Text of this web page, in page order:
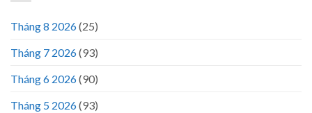
Tháng 8 2026(25)
Tháng 7 2026(93)
Tháng 6 2026(90)
Tháng 5 2026(93)